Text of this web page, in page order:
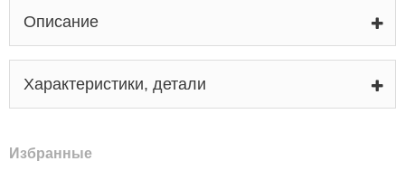
Описание
Характеристики, детали
Избранные